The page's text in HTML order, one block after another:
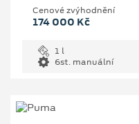
Cenové zvýhodnění
174 000 Kč
1 l
6st. manuální